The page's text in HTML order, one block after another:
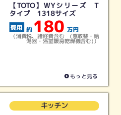
レンジフード
リフォーム
リフォーム
【TOTO】WYシリーズ T
タイプ 1318サイズ
約 180 万円
（消費税、諸経費含む (窓取替・給
湯器・浴室暖房乾燥機含む)）
もっと見る
キッチン